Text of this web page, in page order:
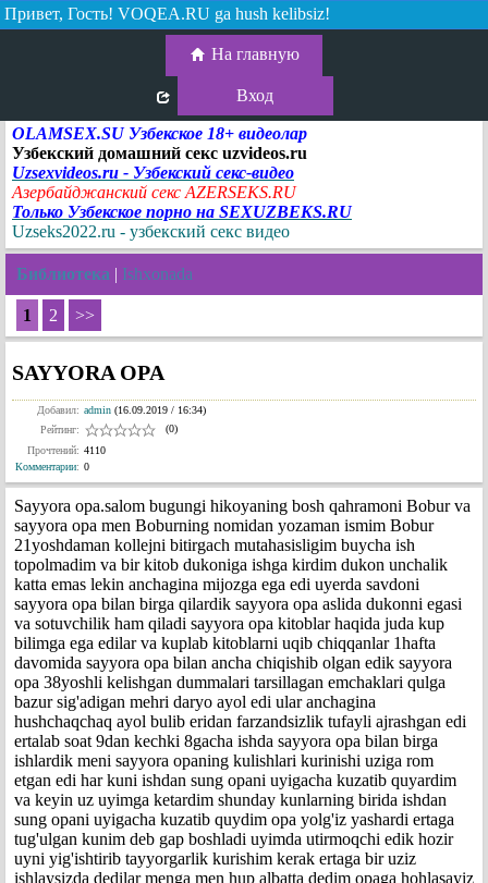
Привет, Гость! VOQEA.RU ga hush kelibsiz!
На главную
Вход
OLAMSEX.SU Узбекское 18+ видеолар
Узбекский домашний секс uzvideos.ru
Uzsexvideos.ru - Узбекский секс-видео
Азербайджанский секс AZERSEKS.RU
Только Узбекское порно на SEXUZBEKS.RU
Uzseks2022.ru - узбекский секс видео
Библиотека | Ishxonada
1 2 >>
SAYYORA OPA
Добавил: admin (16.09.2019 / 16:34)
Рейтинг:
(0)
Прочтений: 4110
Комментарии: 0
Sayyora opa.salom bugungi hikoyaning bosh qahramoni Bobur va
sayyora opa men Boburning nomidan yozaman ismim Bobur
21yoshdaman kollejni bitirgach mutahasisligim buycha ish
topolmadim va bir kitob dukoniga ishga kirdim dukon unchalik
katta emas lekin anchagina mijozga ega edi uyerda savdoni
sayyora opa bilan birga qilardik sayyora opa aslida dukonni egasi
va sotuvchilik ham qiladi sayyora opa kitoblar haqida juda kup
bilimga ega edilar va kuplab kitoblarni uqib chiqqanlar 1hafta
davomida sayyora opa bilan ancha chiqishib olgan edik sayyora
opa 38yoshli kelishgan dummalari tarsillagan emchaklari qulga
bazur sig'adigan mehri daryo ayol edi ular anchagina
hushchaqchaq ayol bulib eridan farzandsizlik tufayli ajrashgan edi
ertalab soat 9dan kechki 8gacha ishda sayyora opa bilan birga
ishlardik meni sayyora opaning kulishlari kurinishi uziga rom
etgan edi har kuni ishdan sung opani uyigacha kuzatib quyardim
va keyin uz uyimga ketardim shunday kunlarning birida ishdan
sung opani uyigacha kuzatib quydim opa yolg'iz yashardi ertaga
tug'ulgan kunim deb gap boshladi uyimda utirmoqchi edik hozir
uyni yig'ishtirib tayyorgarlik kurishim kerak ertaga bir uziz
ishlaysizda dedilar menga men hup albatta dedim opaga hohlasayiz